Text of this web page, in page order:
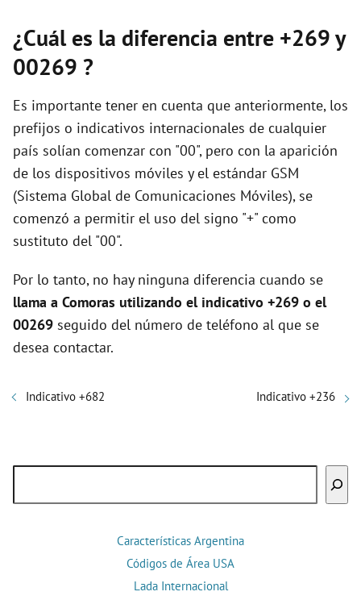
¿Cuál es la diferencia entre +269 y
00269 ?
Es importante tener en cuenta que anteriormente, los
prefijos o indicativos internacionales de cualquier
país solían comenzar con "00", pero con la aparición
de los dispositivos móviles y el estándar GSM
(Sistema Global de Comunicaciones Móviles), se
comenzó a permitir el uso del signo "+" como
sustituto del "00".
Por lo tanto, no hay ninguna diferencia cuando se
llama a Comoras utilizando el indicativo +269 o el
00269 seguido del número de teléfono al que se
desea contactar.
Indicativo +682 Indicativo +236
Características Argentina
Códigos de Área USA
Lada Internacional